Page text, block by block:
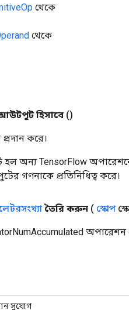
থেকে
থেকে
হিসাবে ()
করে।
অন্য TensorFlow
গণনাকে প্রতিনিধিত্ব করে।
তৈরি করুন ( স্কোপ
সুযোগ